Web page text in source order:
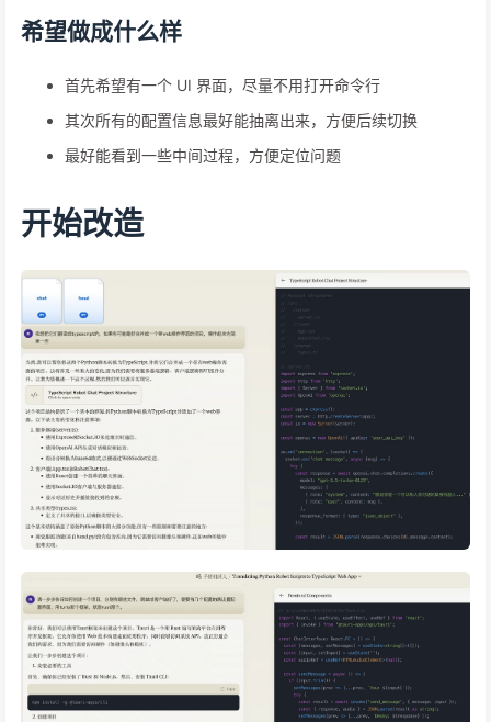
希望做成什么样
首先希望有一个 UI 界面，尽量不用打开命令行
其次所有的配置信息最好能抽离出来，方便后续切换
最好能看到一些中间过程，方便定位问题
开始改造